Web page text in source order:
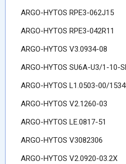
ARGO-HYTOS RPE3-062J15
ARGO-HYTOS RPE3-042R11
ARGO-HYTOS V3.0934-08
ARGO-HYTOS SU6A-U3/1-10-
ARGO-HYTOS L1.0503-00/
ARGO-HYTOS V2.1260-03
ARGO-HYTOS LE.0817-51
ARGO-HYTOS V3082306
ARGO-HYTOS V2.0920-03.2X